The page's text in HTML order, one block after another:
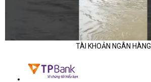
TÀI KHOẢN NGÂN HÀNG